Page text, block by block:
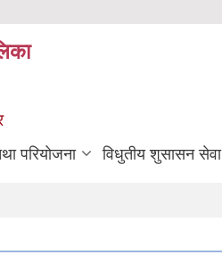
परियोजना विधुतीय शुसासन सेवा